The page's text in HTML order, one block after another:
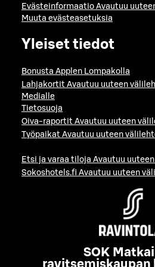
Evästeinformaatio Avautuu
Muuta evästeasetuksia
Yleiset tiedot
Bonusta Applen Lompakolla
Lahjakortit Avautuu uuteen
Medialle
Tietosuoja
Oiva-raportit Avautuu uuteen
Työpaikat Avautuu uuteen
Etsi ja varaa tiloja Avautuu
Sokoshotels.fi Avautuu uuteen
SOK
ravitsemiskaupan